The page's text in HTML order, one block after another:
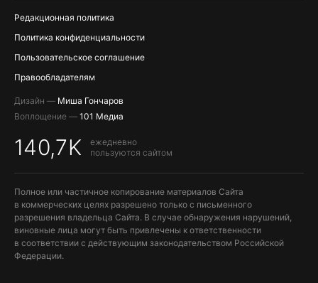
Редакционная политика
Политика конфиденциальности
Пользовательское соглашение
Правообладателям
Дизайн — Миша Гончаров
Воплощение — 101 Медиа
140,7K
ежедневно
пользуются сайтом
Полное или частичное копирование материалов Сайта
в коммерческих целях разрешено только с письменного
разрешения владельца Сайта. В случае обнаружения нарушений,
виновные лица могут быть привлечены к ответственности
в соответствии с действующим законодательством Российской
Федерации.